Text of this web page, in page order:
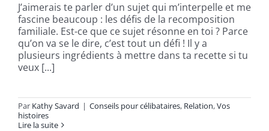
J’aimerais te parler d’un sujet qui m’interpelle et me
fascine beaucoup : les défis de la recomposition
familiale. Est-ce que ce sujet résonne en toi ? Parce
qu’on va se le dire, c’est tout un défi ! Il y a
plusieurs ingrédients à mettre dans ta recette si tu
veux [...]
Par Kathy Savard | Conseils pour célibataires, Relation,Vos
histoires
Lire la suite